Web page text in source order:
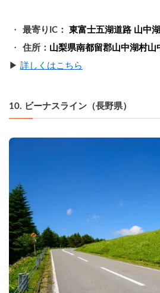
最寄りIC： 東富士五湖道路 山中
住所： 山梨県南都留郡山中湖村山
▶︎ 詳しくはこちら
10. ビーナスライン（長野県）